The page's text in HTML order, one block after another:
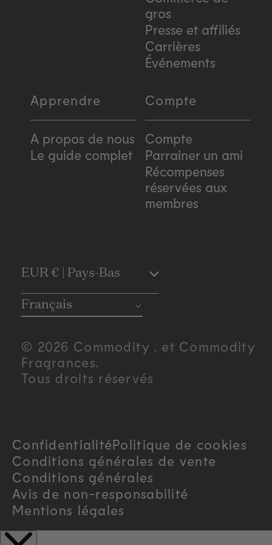
gros
Presse et affiliés
Carrières
Événements
Apprendre
A propos de nous
Le guide complet
Compte
Compte
Parrainer un ami
Récompenses
réservées aux
membres
C
o
u
n
y
/
r
EUR € | Pays-Bas
Français
© 2026 Commodity . et Commodity
Fragrances.
Tous droits réservés
ConfidentialitéPolitique de cookies
Conditions générales de vente
Conditions générales
Avis de non-responsabilité
Mentions légales